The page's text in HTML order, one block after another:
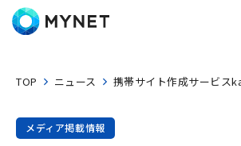
TOP ニュース 携帯サイト作成サービス
メディア掲載情報